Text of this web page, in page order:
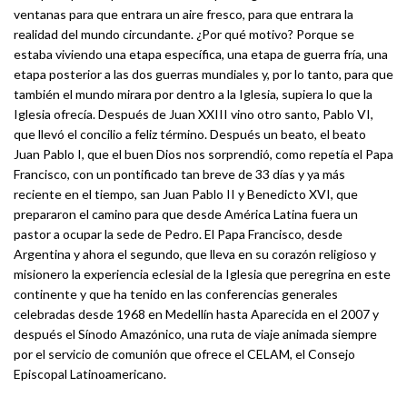
ventanas para que entrara un aire fresco, para que entrara la
realidad del mundo circundante. ¿Por qué motivo? Porque se
estaba viviendo una etapa específica, una etapa de guerra fría, una
etapa posterior a las dos guerras mundiales y, por lo tanto, para que
también el mundo mirara por dentro a la Iglesia, supiera lo que la
Iglesia ofrecía. Después de Juan XXIII vino otro santo, Pablo VI,
que llevó el concilio a feliz término. Después un beato, el beato
Juan Pablo I, que el buen Dios nos sorprendió, como repetía el Papa
Francisco, con un pontificado tan breve de 33 días y ya más
reciente en el tiempo, san Juan Pablo II y Benedicto XVI, que
prepararon el camino para que desde América Latina fuera un
pastor a ocupar la sede de Pedro. El Papa Francisco, desde
Argentina y ahora el segundo, que lleva en su corazón religioso y
misionero la experiencia eclesial de la Iglesia que peregrina en este
continente y que ha tenido en las conferencias generales
celebradas desde 1968 en Medellín hasta Aparecida en el 2007 y
después el Sínodo Amazónico, una ruta de viaje animada siempre
por el servicio de comunión que ofrece el CELAM, el Consejo
Episcopal Latinoamericano.